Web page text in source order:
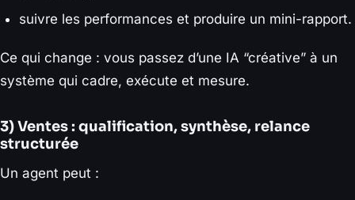
suivre les performances et produire un mini-rapport.
Ce qui change : vous passez d’une IA “créative” à un
système qui cadre, exécute et mesure.
3) Ventes : qualification, synthèse, relance
structurée
Un agent peut :